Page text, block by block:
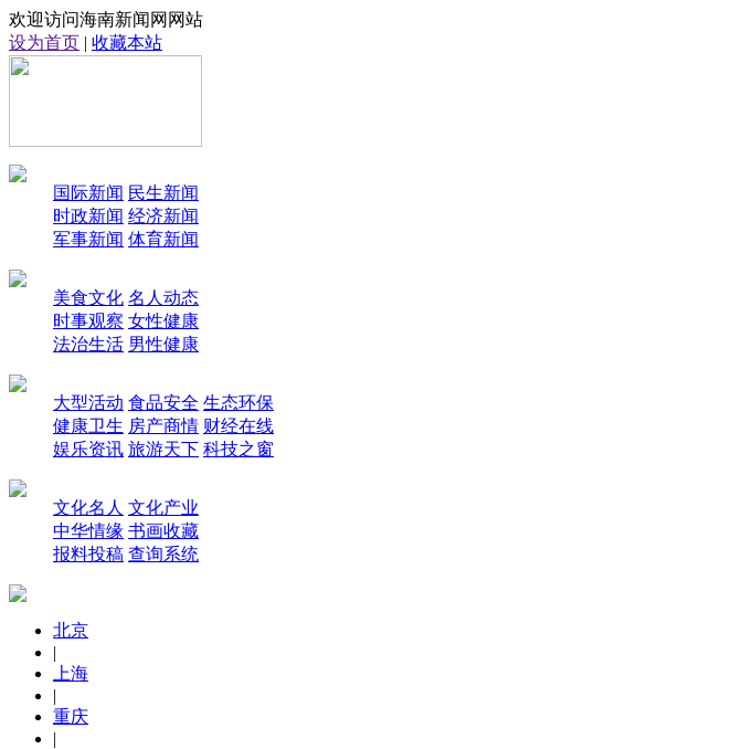
欢迎访问海南新闻网网站
设为首页 | 收藏本站
国际新闻 民生新闻
时政新闻 经济新闻
军事新闻 体育新闻
美食文化 名人动态
时事观察 女性健康
法治生活 男性健康
大型活动 食品安全 生态环保
健康卫生 房产商情 财经在线
娱乐资讯 旅游天下 科技之窗
文化名人 文化产业
中华情缘 书画收藏
报料投稿 查询系统
北京
|
上海
|
重庆
|